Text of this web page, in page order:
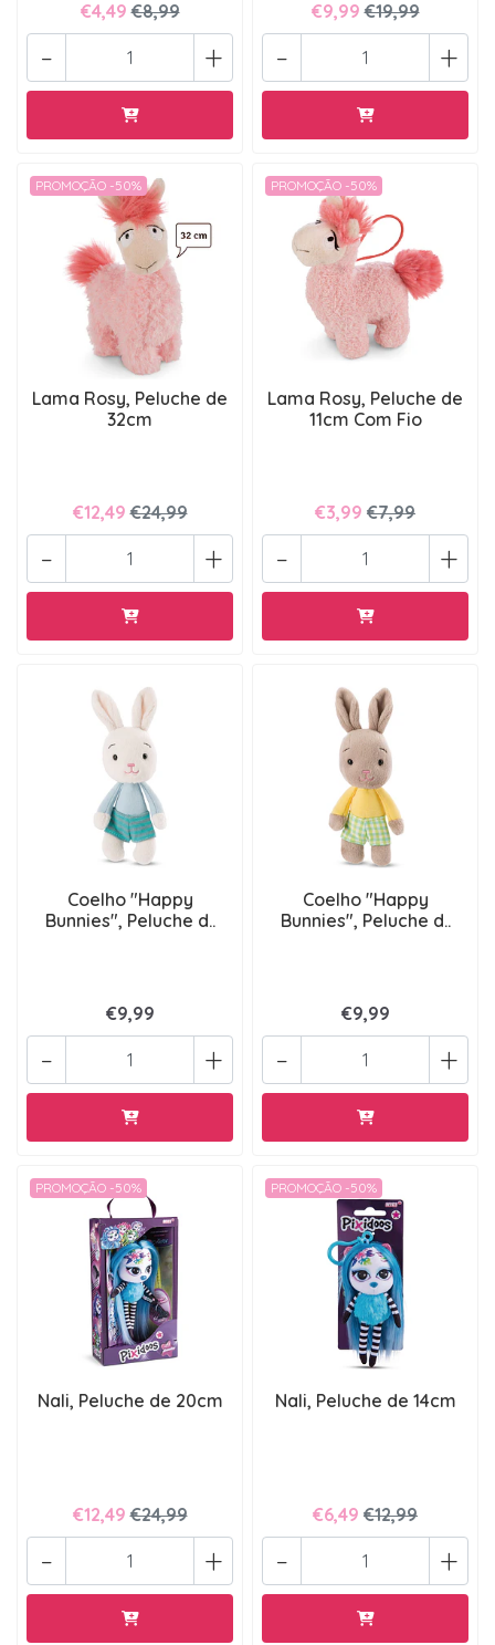
€4,49 €8,99
+
-
€9,99 €19,99
+
-
PROMOÇÃO -50%
Lama Rosy, Peluche de
32cm
€12,49 €24,99
+
-
PROMOÇÃO -50%
Lama Rosy, Peluche de
11cm Com Fio
€3,99 €7,99
+
-
Coelho "Happy
Bunnies", Peluche d..
€9,99
+
-
Coelho "Happy
Bunnies", Peluche d..
€9,99
+
-
PROMOÇÃO -50%
Nali, Peluche de 20cm
€12,49 €24,99
+
-
PROMOÇÃO -50%
Nali, Peluche de 14cm
€6,49 €12,99
+
-